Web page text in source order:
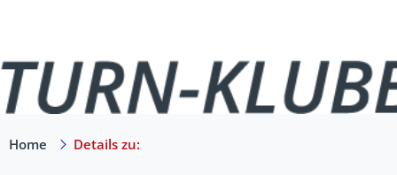
Home Details zu: